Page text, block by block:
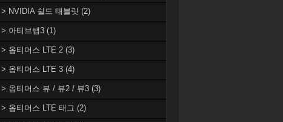
> NVIDIA 쉴드 태블릿 (2)
> 아티브탭3 (1)
> 옵티머스 LTE 2 (3)
> 옵티머스 LTE 3 (4)
> 옵티머스 뷰 / 뷰2 / 뷰3 (3)
> 옵티머스 LTE 태그 (2)